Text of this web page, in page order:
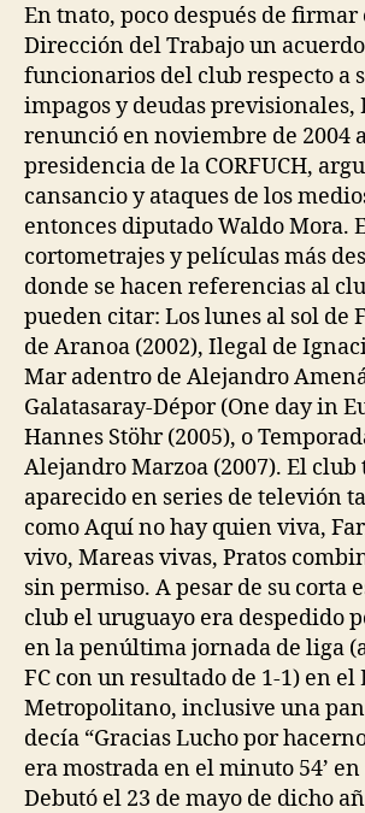
En tnato, poco después de firmar
Dirección del Trabajo un
funcionarios del club respecto a
impagos y deudas previsionales,
renunció en noviembre de 2004
presidencia de la CORFUCH,
cansancio y ataques de los
entonces diputado Waldo Mora.
cortometrajes y películas más
donde se hacen referencias al
pueden citar: Los lunes al sol de
de Aranoa (2002), Ilegal de
Mar adentro de Alejandro
Galatasaray-Dépor (One day in
Hannes Stöhr (2005), o
Alejandro Marzoa (2007). El
aparecido en series de televión
como Aquí no hay quien viva,
vivo, Mareas vivas, Pratos
sin permiso. A pesar de su corta
club el uruguayo era despedido
en la penúltima jornada de liga
FC con un resultado de 1-1) en el
Metropolitano, inclusive una
decía “Gracias Lucho por
era mostrada en el minuto 54’
Debutó el 23 de mayo de dicho